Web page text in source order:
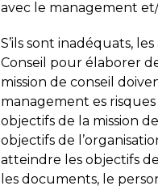
avec le management
S’ils sont inadéquats,
Conseil pour élaborer
mission de conseil
management es
objectifs de la mission
objectifs de
atteindre les objectifs de
les documents, le